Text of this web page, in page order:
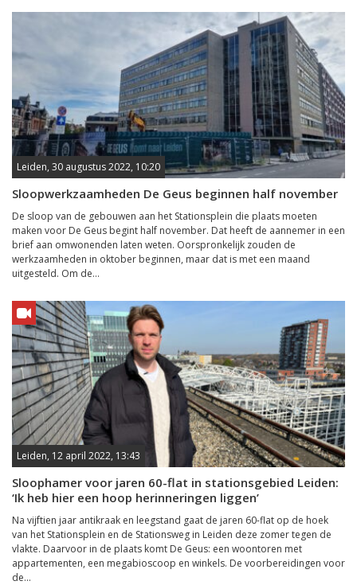
Leiden, 30 augustus 2022, 10:20
Sloopwerkzaamheden De Geus beginnen half november
De sloop van de gebouwen aan het Stationsplein die plaats moeten
maken voor De Geus begint half november. Dat heeft de aannemer in een
brief aan omwonenden laten weten. Oorspronkelijk zouden de
werkzaamheden in oktober beginnen, maar dat is met een maand
uitgesteld. Om de...
Leiden, 12 april 2022, 13:43
Sloophamer voor jaren 60-flat in stationsgebied Leiden:
‘Ik heb hier een hoop herinneringen liggen’
Na vijftien jaar antikraak en leegstand gaat de jaren 60-flat op de hoek
van het Stationsplein en de Stationsweg in Leiden deze zomer tegen de
vlakte. Daarvoor in de plaats komt De Geus: een woontoren met
appartementen, een megabioscoop en winkels. De voorbereidingen voor
de...